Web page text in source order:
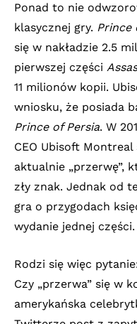
Ponad to nie
klasycznej gry. Prince
się w nakładzie 2.5
pierwszej części
11 milionów kopii.
wniosku, że posiada
Prince of Persia. W
CEO Ubisoft
aktualnie „przerwę”,
zły znak. Jednak od
gra o przygodach
wydanie jednej części.
Rodzi się więc
Czy „przerwa” się w
amerykańska